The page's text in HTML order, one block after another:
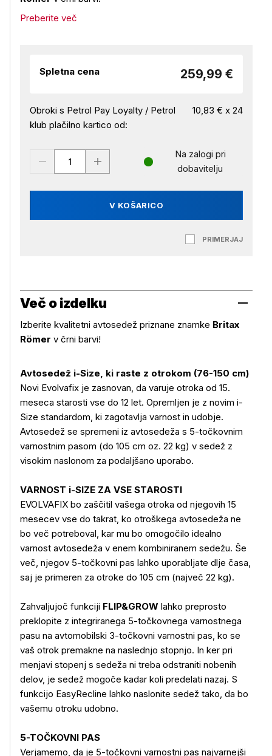
Preberite več
Spletna cena 259,99 €
Obroki s Petrol Pay Loyalty / Petrol
klub plačilno kartico od:
10,83 € x 24
V KOŠARICO
Na zalogi pri
dobavitelju
PRIMERJAJ
Več o izdelku
Izberite kvalitetni avtosedež priznane znamke Britax
Römer v črni barvi!
Avtosedež i-Size, ki raste z otrokom (76-150 cm)
Novi Evolvafix je zasnovan, da varuje otroka od 15.
meseca starosti vse do 12 let. Opremljen je z novim i-
Size standardom, ki zagotavlja varnost in udobje.
Avtosedež se spremeni iz avtosedeža s 5-točkovnim
varnostnim pasom (do 105 cm oz. 22 kg) v sedež z
visokim naslonom za podaljšano uporabo.
VARNOST i-SIZE ZA VSE STAROSTI
EVOLVAFIX bo zaščitil vašega otroka od njegovih 15
mesecev vse do takrat, ko otroškega avtosedeža ne
bo več potreboval, kar mu bo omogočilo idealno
varnost avtosedeža v enem kombiniranem sedežu. Še
več, njegov 5-točkovni pas lahko uporabljate dlje časa,
saj je primeren za otroke do 105 cm (največ 22 kg).
Zahvaljujoč funkciji FLIP&GROW lahko preprosto
preklopite z integriranega 5-točkovnega varnostnega
pasu na avtomobilski 3-točkovni varnostni pas, ko se
vaš otrok premakne na naslednjo stopnjo. In ker pri
menjavi stopenj s sedeža ni treba odstraniti nobenih
delov, je sedež mogoče kadar koli predelati nazaj. S
funkcijo EasyRecline lahko naslonite sedež tako, da bo
vašemu otroku udobno.
5-TOČKOVNI PAS
Verjamemo, da je 5-točkovni varnostni pas najvarnejši